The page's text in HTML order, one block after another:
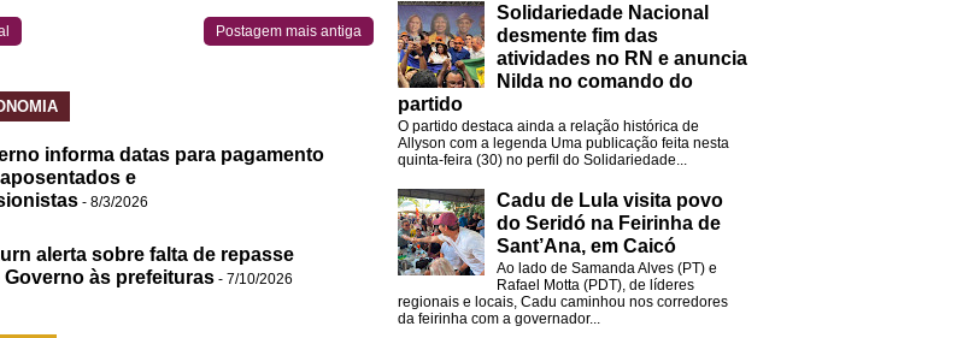
Postagem mais antiga
informa datas para pagamento
e
- 8/3/2026
alerta sobre falta de repasse
Governo às prefeituras - 7/10/2026
Solidariedade Nacional
desmente fim das
atividades no RN e anuncia
Nilda no comando do
partido
O partido destaca ainda a relação histórica de
Allyson com a legenda Uma publicação feita nesta
quinta-feira (30) no perfil do Solidariedade...
Cadu de Lula visita povo
do Seridó na Feirinha de
Sant’Ana, em Caicó
Ao lado de Samanda Alves (PT) e
Rafael Motta (PDT), de líderes
regionais e locais, Cadu caminhou nos corredores
da feirinha com a governador...